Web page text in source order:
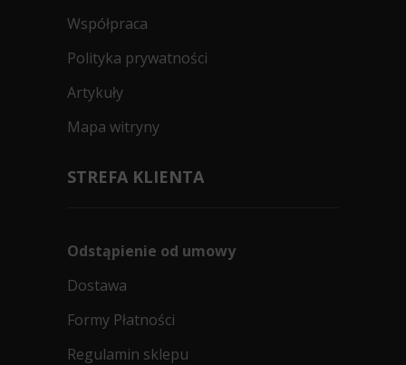
Współpraca
Polityka prywatności
Artykuły
Mapa witryny
STREFA KLIENTA
Odstąpienie od umowy
Dostawa
Formy Płatności
Regulamin sklepu